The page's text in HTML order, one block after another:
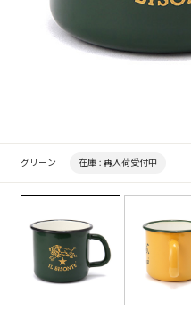
グリーン 在庫 : 再入荷受付中